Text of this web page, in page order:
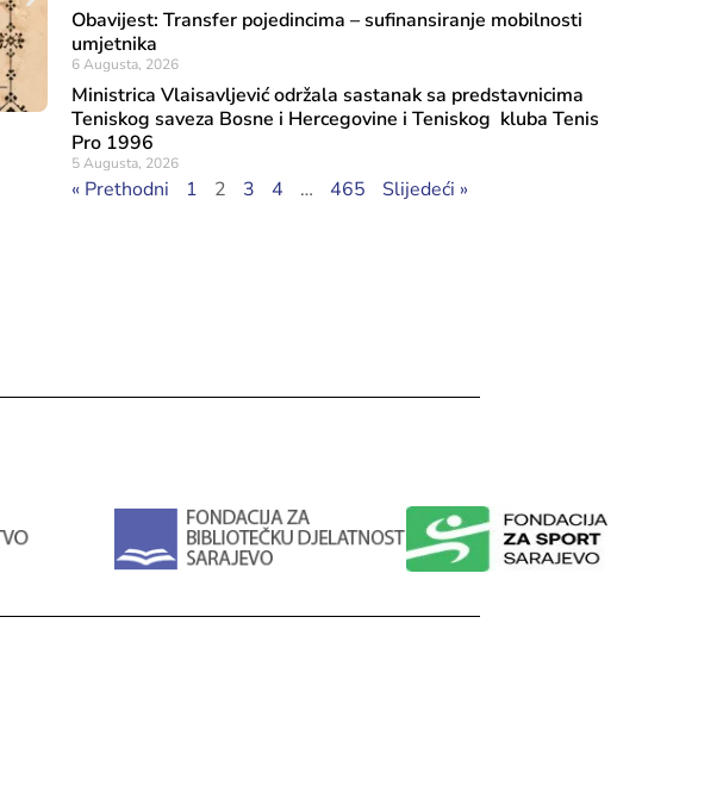
Objavljeno: 31 Jula, 2026
Ministrica Vlaisavljević održala sastanak sa
direktorom Narodnog pozorišta Sarajevo
Obavijest: Transfer pojedincima – sufinansiranje mobilnosti
umjetnika
6 Augusta, 2026
Ministrica Vlaisavljević održala sastanak sa predstavnicima
Teniskog saveza Bosne i Hercegovine i Teniskog kluba Tenis
Pro 1996
5 Augusta, 2026
« Prethodni 1 2 3 4 … 465 Slijedeći »